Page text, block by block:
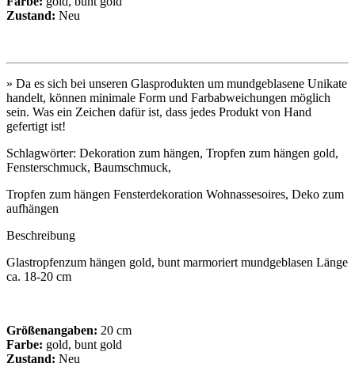
Zustand: Neu
» Da es sich bei unseren Glasprodukten um mundgeblasene Unikate
handelt, können minimale Form und Farbabweichungen möglich
sein. Was ein Zeichen dafür ist, dass jedes Produkt von Hand
gefertigt ist!
Schlagwörter: Dekoration zum hängen, Tropfen zum hängen gold,
Fensterschmuck, Baumschmuck,
Tropfen zum hängen Fensterdekoration Wohnassesoires, Deko zum
aufhängen
Beschreibung
Glastropfenzum hängen gold, bunt marmoriert mundgeblasen Länge
ca. 18-20 cm
Größenangaben: 20 cm
Farbe: gold, bunt gold
Zustand: Neu